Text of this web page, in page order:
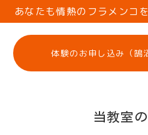
あなたも情熱のフラメンコ
体験のお申し込み（鵠
当教室